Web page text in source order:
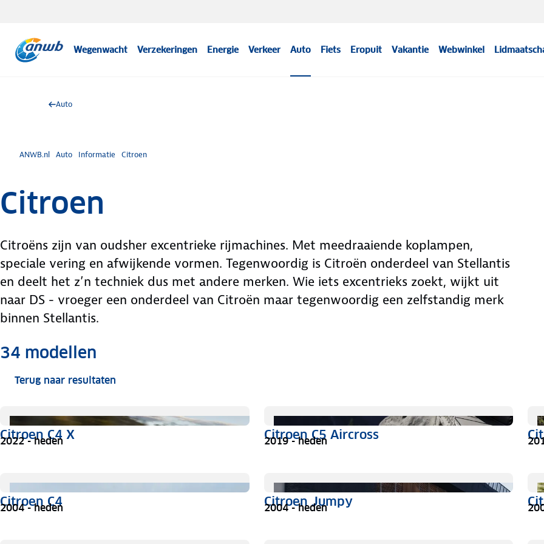
Wegenwacht Verzekeringen Energie Verkeer Auto Fiets Eropuit Vakantie Webwinkel
Auto
ANWB.nl Auto Informatie Citroen
Citroen
Citroëns zijn van oudsher excentrieke rijmachines. Met meedraaiende koplampen,
speciale vering en afwijkende vormen. Tegenwoordig is Citroën onderdeel van Stellantis
en deelt het z’n techniek dus met andere merken. Wie iets excentrieks zoekt, wijkt uit
naar DS - vroeger een onderdeel van Citroën maar tegenwoordig een zelfstandig merk
binnen Stellantis.
34 modellen
Terug naar resultaten
Citroen C4 X
2022 - heden Citroen C5 Aircross
2019 - heden
Citroen C4
2004 - heden Citroen Jumpy
2004 - heden